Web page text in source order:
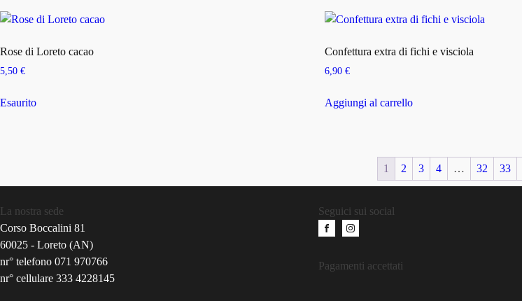
Rose di Loreto cacao
5,50 €
Esaurito
Confettura extra di fichi e visciola
6,90€
Aggiungi al carrello
1 2 3 4 … 32 33
La nostra sede
Corso Boccalini 81
60025 - Loreto (AN)
nr° telefono 071 970766
nr° cellulare 333 4228145
Seguici sui social
Pagamenti accettati